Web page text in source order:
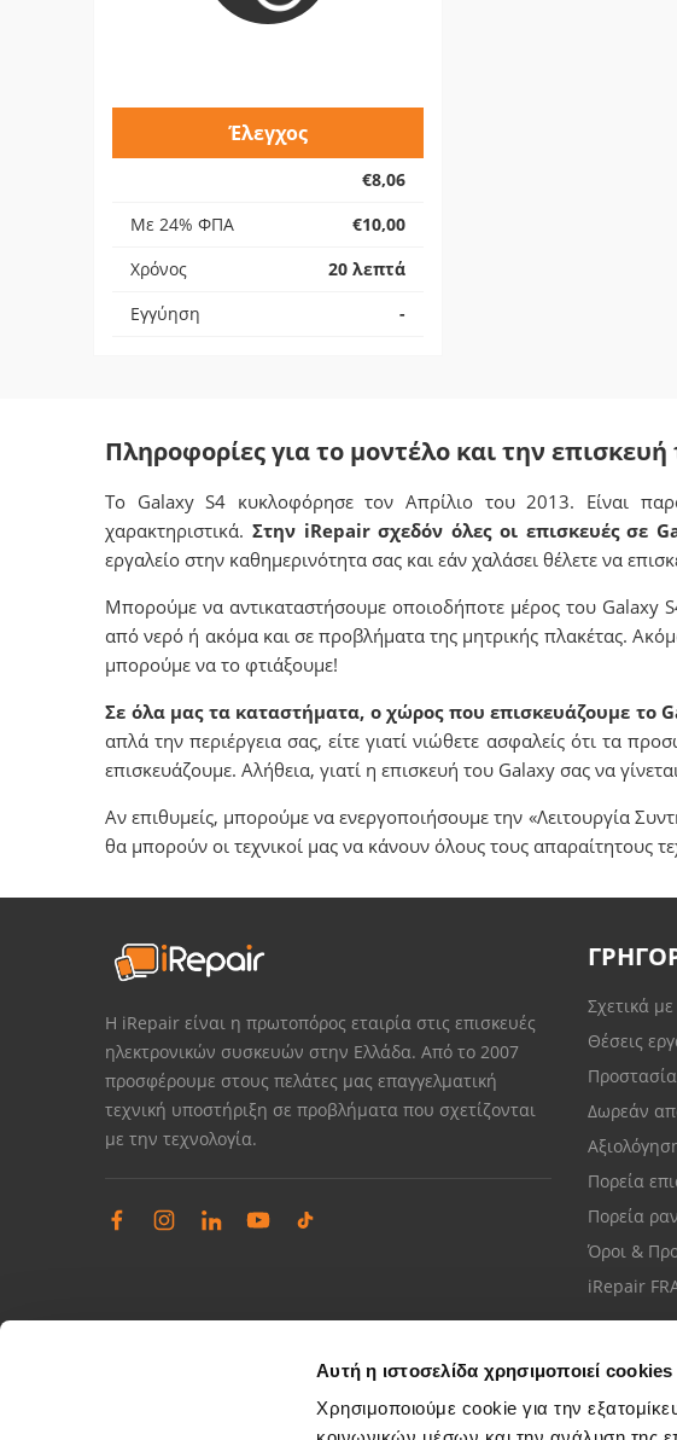
Αυτή η ιστοσελίδα χρησιμοποιεί cookies
Χρησιμοποιούμε cookie για την
Έλεγχος
€8,06
Με 24% ΦΠΑ
€10,00
Χρόνος
20 λεπτά
Εγγύηση
-
Πληροφορίες για το μοντέλο και την επισκευή
Το Galaxy S4 κυκλοφόρησε τον Απρίλιο του 2013. Είναι
χαρακτηριστικά. Στην iRepair σχεδόν όλες οι επισκευές σε
εργαλείο στην καθημερινότητα σας και εάν χαλάσει θέλετε να
Μπορούμε να αντικαταστήσουμε οποιοδήποτε μέρος του Galaxy
από νερό ή ακόμα και σε προβλήματα της μητρικής πλακέτας.
μπορούμε να το φτιάξουμε!
Σε όλα μας τα καταστήματα, ο χώρος που επισκευάζουμε το
απλά την περιέργεια σας, είτε γιατί νιώθετε ασφαλείς ότι τα
επισκευάζουμε. Αλήθεια, γιατί η επισκευή του Galaxy σας να
Αν επιθυμείς, μπορούμε να ενεργοποιήσουμε την «Λειτουργία
θα μπορούν οι τεχνικοί μας να κάνουν όλους τους απαραίτητους
Η iRepair είναι η πρωτοπόρος εταιρία στις επισκευές
ηλεκτρονικών συσκευών στην Ελλάδα. Από το 2007
προσφέρουμε στους πελάτες μας επαγγελματική
τεχνική υποστήριξη σε προβλήματα που σχετίζονται
με την τεχνολογία.
Σχετικά
Θέσεις
Δωρεάν
Πορεία
Πορεία
Όροι &
iRepair